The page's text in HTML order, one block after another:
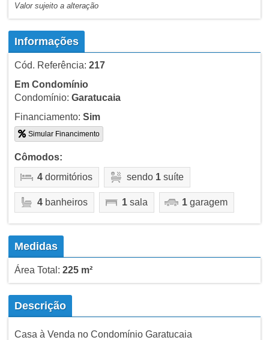
Valor sujeito a alteração
Informações
Cód. Referência: 217
Em Condomínio
Condomínio: Garatucaia
Financiamento: Sim
Simular Financimento
Cômodos:
4dormitórios sendo 1suíte
4banheiros 1sala 1garagem
Medidas
Área Total: 225 m²
Descrição
Casa à Venda no Condomínio Garatucaia